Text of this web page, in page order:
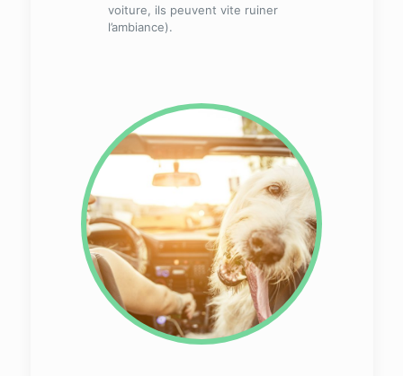
voiture, ils peuvent vite ruiner
l’ambiance).